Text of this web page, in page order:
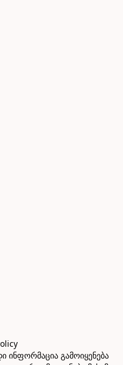
ინფორმაცია გამოიყენება